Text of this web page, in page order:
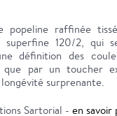
popeline raffinée
superfine 120/2, qui
définition des
que par un toucher
surprenante.
Sartorial - en savoir